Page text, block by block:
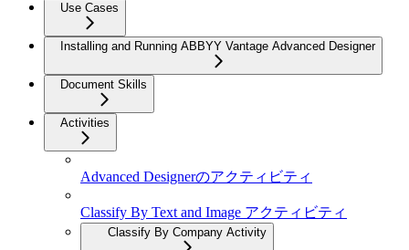
Use Cases
Installing and Running ABBYY Vantage Advanced Designer
Document Skills
Activities
Advanced Designerのアクティビティ
Classify By Text and Image アクティビティ
Classify By Company Activity